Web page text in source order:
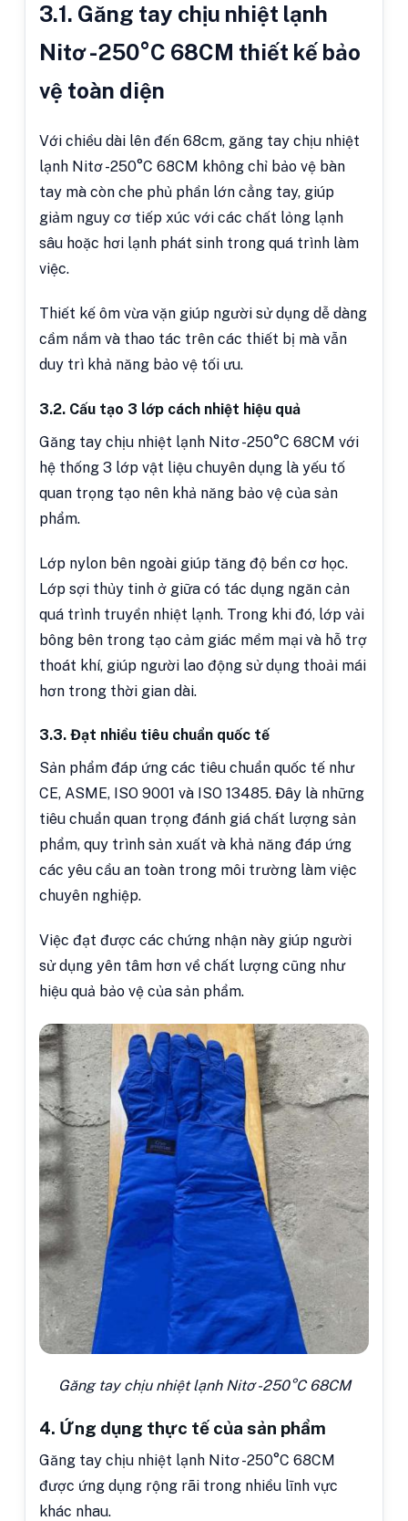
3.1. Găng tay chịu nhiệt lạnh
Nitơ -250°C 68CM thiết kế bảo
vệ toàn diện
Với chiều dài lên đến 68cm, găng tay chịu nhiệt
lạnh Nitơ -250°C 68CM không chỉ bảo vệ bàn
tay mà còn che phủ phần lớn cẳng tay, giúp
giảm nguy cơ tiếp xúc với các chất lỏng lạnh
sâu hoặc hơi lạnh phát sinh trong quá trình làm
việc.
Thiết kế ôm vừa vặn giúp người sử dụng dễ dàng
cầm nắm và thao tác trên các thiết bị mà vẫn
duy trì khả năng bảo vệ tối ưu.
3.2. Cấu tạo 3 lớp cách nhiệt hiệu quả
Găng tay chịu nhiệt lạnh Nitơ -250°C 68CM với
hệ thống 3 lớp vật liệu chuyên dụng là yếu tố
quan trọng tạo nên khả năng bảo vệ của sản
phẩm.
Lớp nylon bên ngoài giúp tăng độ bền cơ học.
Lớp sợi thủy tinh ở giữa có tác dụng ngăn cản
quá trình truyền nhiệt lạnh. Trong khi đó, lớp vải
bông bên trong tạo cảm giác mềm mại và hỗ trợ
thoát khí, giúp người lao động sử dụng thoải mái
hơn trong thời gian dài.
3.3. Đạt nhiều tiêu chuẩn quốc tế
Sản phẩm đáp ứng các tiêu chuẩn quốc tế như
CE, ASME, ISO 9001 và ISO 13485. Đây là những
tiêu chuẩn quan trọng đánh giá chất lượng sản
phẩm, quy trình sản xuất và khả năng đáp ứng
các yêu cầu an toàn trong môi trường làm việc
chuyên nghiệp.
Việc đạt được các chứng nhận này giúp người
sử dụng yên tâm hơn về chất lượng cũng như
hiệu quả bảo vệ của sản phẩm.
Găng tay chịu nhiệt lạnh Nitơ -250°C 68CM
4. Ứng dụng thực tế của sản phẩm
Găng tay chịu nhiệt lạnh Nitơ -250°C 68CM
được ứng dụng rộng rãi trong nhiều lĩnh vực
khác nhau.